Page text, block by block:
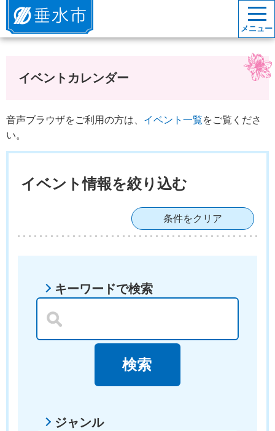
垂水市
メニュー
イベントカレンダー
音声ブラウザをご利用の方は、 イベント一覧をご覧くださ
い。
イベント情報を絞り込む
条件をクリア
キーワードで検索
ジャンル